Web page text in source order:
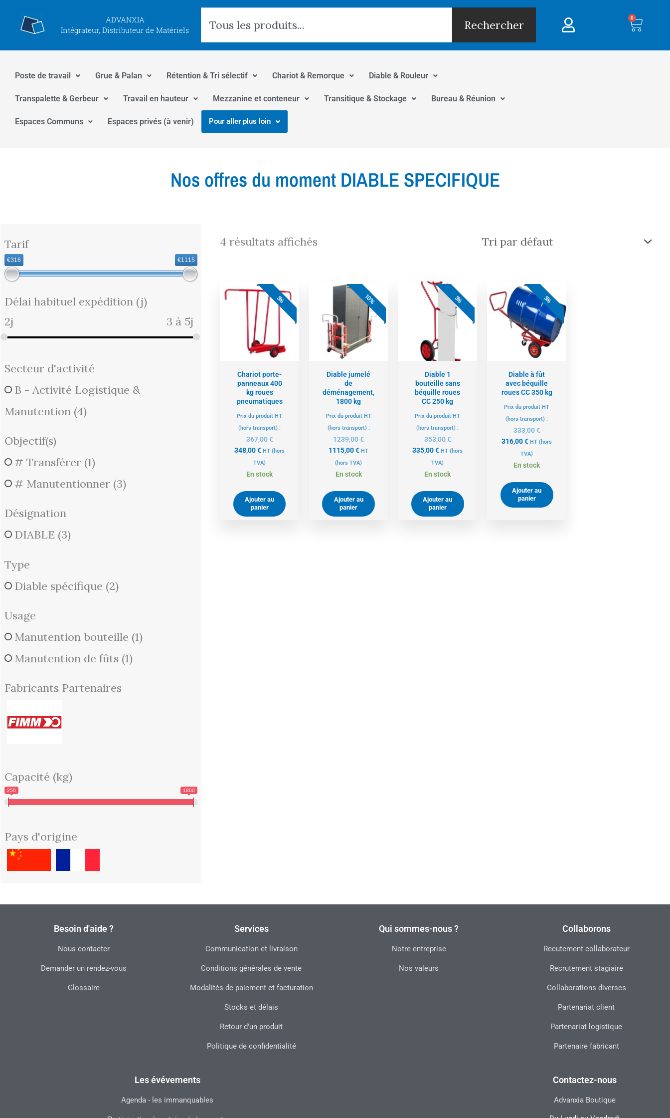
contenu
ADVANXIA
Intégrateur, Distributeur de Matériels
Rechercher
0
Poste de travail Grue & Palan Rétention & Tri sélectif Chariot & Remorque Diable & Rouleur
Transpalette & Gerbeur Travail en hauteur Mezzanine et conteneur Transitique & Stockage Bureau & Réunion
Espaces Communs Espaces privés (à venir) Pour aller plus loin
Nos offres du moment DIABLE SPECIFIQUE
Tarif
€316 €1115
Délai habituel expédition (j)
2j
3 à 5j
Secteur d'activité
B - Activité Logistique &
Manutention (4)
Objectif(s)
# Transférer (1)
# Manutentionner (3)
Désignation
DIABLE (3)
Type
Diable spécifique (2)
Usage
Manutention bouteille (1)
Manutention de fûts (1)
Fabricants Partenaires
Capacité (kg)
250 1800
Pays d'origine
4 résultats affichés
5%
Chariot porte-
panneaux 400
kg roues
pneumatiques
Prix du produit HT
(hors transport) :
367,00€
Le
prix
initial
était :
348,00€
Le
prix
actuel
est :
348,00 €.
HT (hors
TVA)
En stock
Ajouter au
panier
10%
Diable jumelé
de
déménagement,
1800 kg
Prix du produit HT
(hors transport) :
1239,00€
Le
prix
initial
était :
1239,00 €.
1115,00€
Le
prix
actuel
est :
1115,00 €.
HT
(hors TVA)
En stock
Ajouter au
panier
5%
Diable 1
bouteille sans
béquille roues
CC 250 kg
Prix du produit HT
(hors transport) :
353,00€
Le
prix
initial
était :
353,00 €.
335,00€
Le
prix
actuel
335,00 €.
HT (hors
TVA)
En stock
Ajouter au
panier
5%
Diable à fût
avec béquille
roues CC 350 kg
Prix du produit HT
(hors transport) :
333,00€
Le
prix
initial
était :
333,00 €.
316,00€
Le
prix
actuel
est :
316,00 €.
HT (hors
TVA)
En stock
Ajouter au
panier
Besoin d'aide ?
Nous contacter
Demander un rendez-vous
Glossaire
Services
Communication et livraison
Conditions générales de vente
Modalités de paiement et facturation
Stocks et délais
Retour d'un produit
Politique de confidentialité
Qui sommes-nous ?
Notre entreprise
Nos valeurs
Collaborons
Recutement collaborateur
Recrutement stagiaire
Collaborations diverses
Partenariat client
Partenariat logistique
Partenaire fabricant
Les évévements
Agenda - les immanquables
Contactez-nous
Advanxia Boutique